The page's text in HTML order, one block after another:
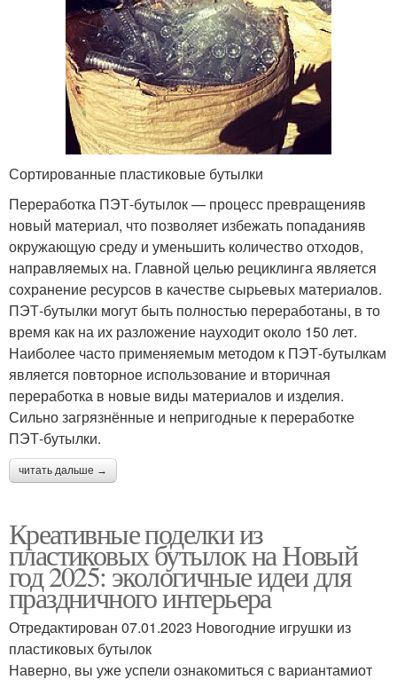
Сортированные пластиковые бутылки
Переработка ПЭТ-бутылок — процесс превращенияв
новый материал, что позволяет избежать попаданияв
окружающую среду и уменьшить количество отходов,
направляемых на. Главной целью рециклинга является
сохранение ресурсов в качестве сырьевых материалов.
ПЭТ-бутылки могут быть полностью переработаны, в то
время как на их разложение науходит около 150 лет.
Наиболее часто применяемым методом к ПЭТ-бутылкам
является повторное использование и вторичная
переработка в новые виды материалов и изделия.
Сильно загрязнённые и непригодные к переработке
ПЭТ-бутылки.
читать дальше →
Креативные поделки из
пластиковых бутылок на Новый
год 2025: экологичные идеи для
праздничного интерьера
Отредактирован 07.01.2023 Новогодние игрушки из
пластиковых бутылок
Наверно, вы уже успели ознакомиться с вариантамиот